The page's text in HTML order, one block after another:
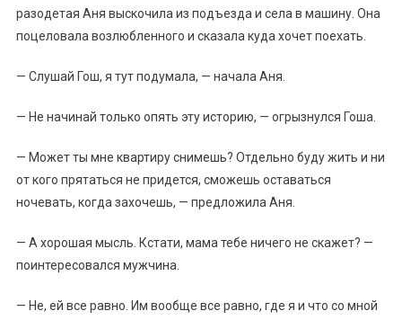
разодетая Аня выскочила из подъезда и села в машину. Она
поцеловала возлюбленного и сказала куда хочет поехать.
— Слушай Гош, я тут подумала, — начала Аня.
— Не начинай только опять эту историю, — огрызнулся Гоша.
— Может ты мне квартиру снимешь? Отдельно буду жить и ни
от кого прятаться не придется, сможешь оставаться
ночевать, когда захочешь, — предложила Аня.
— А хорошая мысль. Кстати, мама тебе ничего не скажет? —
поинтересовался мужчина.
— Не, ей все равно. Им вообще все равно, где я и что со мной